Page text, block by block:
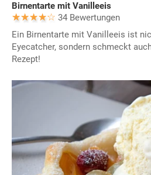
Birnentarte mit Vanilleeis
34 Bewertungen
Ein Birnentarte mit Vanilleeis ist
Eyecatcher, sondern schmeckt
Rezept!